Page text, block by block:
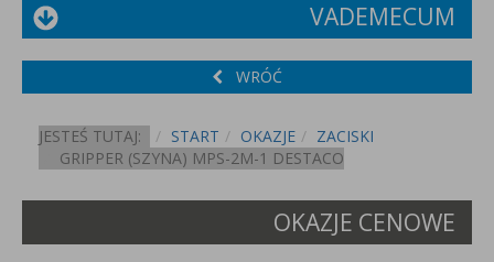
VADEMECUM
WRÓĆ
JESTEŚ TUTAJ: START OKAZJE
ZACISKI
GRIPPER (SZYNA) MPS-2M-1 DESTACO
OKAZJE CENOWE